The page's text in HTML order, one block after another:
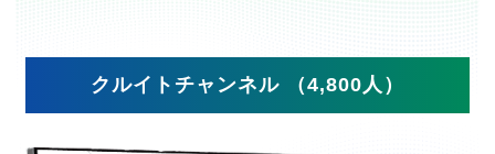
クルイトチャンネル （4,800人）